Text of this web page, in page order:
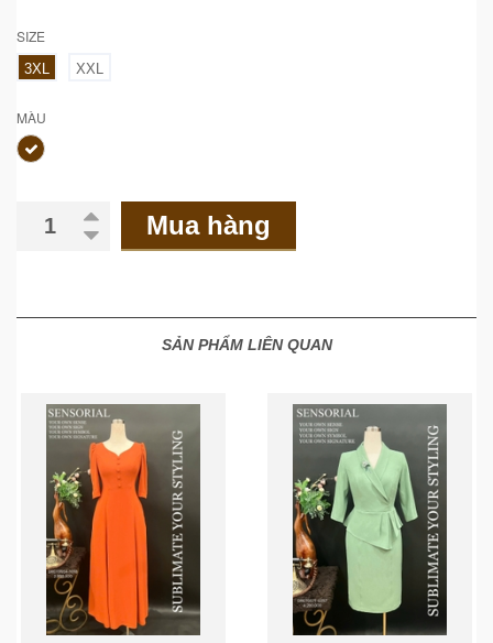
SIZE
3XL XXL
MÀU
Mua hàng
SẢN PHẨM LIÊN QUAN